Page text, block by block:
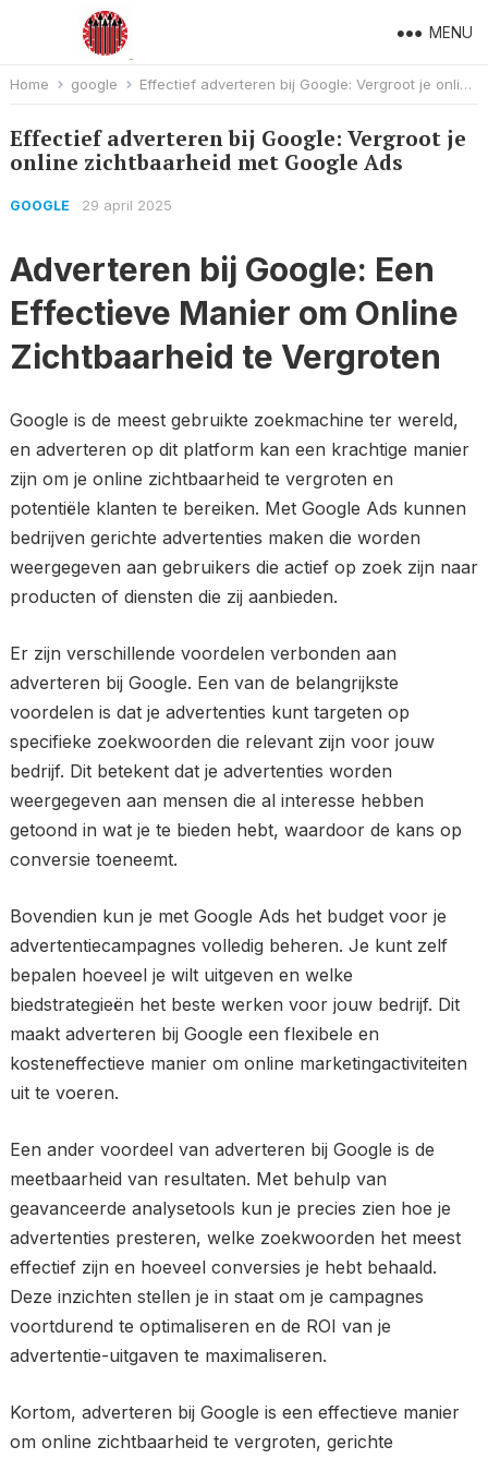
MENU
Home google Effectief adverteren bij Google: Vergroot je online zichtbaarheid met Google Ads
Effectief adverteren bij Google: Vergroot je
online zichtbaarheid met Google Ads
GOOGLE 29 april 2025
Adverteren bij Google: Een
Effectieve Manier om Online
Zichtbaarheid te Vergroten
Google is de meest gebruikte zoekmachine ter wereld,
en adverteren op dit platform kan een krachtige manier
zijn om je online zichtbaarheid te vergroten en
potentiële klanten te bereiken. Met Google Ads kunnen
bedrijven gerichte advertenties maken die worden
weergegeven aan gebruikers die actief op zoek zijn naar
producten of diensten die zij aanbieden.
Er zijn verschillende voordelen verbonden aan
adverteren bij Google. Een van de belangrijkste
voordelen is dat je advertenties kunt targeten op
specifieke zoekwoorden die relevant zijn voor jouw
bedrijf. Dit betekent dat je advertenties worden
weergegeven aan mensen die al interesse hebben
getoond in wat je te bieden hebt, waardoor de kans op
conversie toeneemt.
Bovendien kun je met Google Ads het budget voor je
advertentiecampagnes volledig beheren. Je kunt zelf
bepalen hoeveel je wilt uitgeven en welke
biedstrategieën het beste werken voor jouw bedrijf. Dit
maakt adverteren bij Google een flexibele en
kosteneffectieve manier om online marketingactiviteiten
uit te voeren.
Een ander voordeel van adverteren bij Google is de
meetbaarheid van resultaten. Met behulp van
geavanceerde analysetools kun je precies zien hoe je
advertenties presteren, welke zoekwoorden het meest
effectief zijn en hoeveel conversies je hebt behaald.
Deze inzichten stellen je in staat om je campagnes
voortdurend te optimaliseren en de ROI van je
advertentie-uitgaven te maximaliseren.
Kortom, adverteren bij Google is een effectieve manier
om online zichtbaarheid te vergroten, gerichte